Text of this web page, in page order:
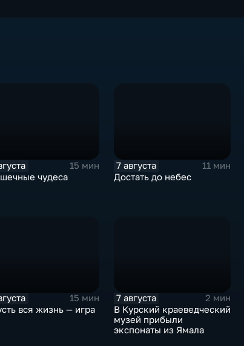
15 мин
чудеса
7 августа
11 мин
Достать до небес
15 мин
вся жизнь — игра
7 августа
2 мин
В Курский краеведческий
музей прибыли
экспонаты из Ямала